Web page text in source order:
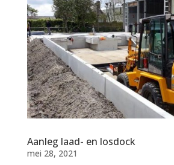
Aanleg laad- en losdock
mei 28, 2021